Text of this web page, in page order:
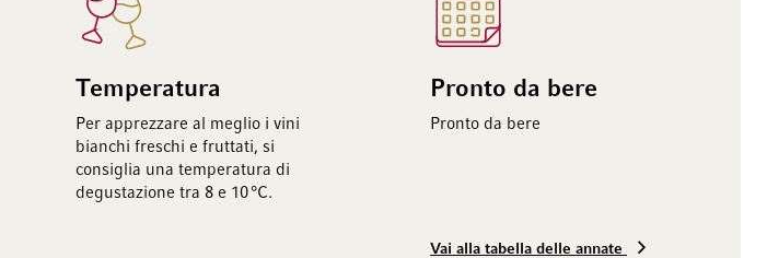
Temperatura
Per apprezzare al meglio i vini
bianchi freschi e fruttati, si
consiglia una temperatura di
degustazione tra 8 e 10 °C.
Pronto da bere
Pronto da bere
Vai alla tabella delle annate